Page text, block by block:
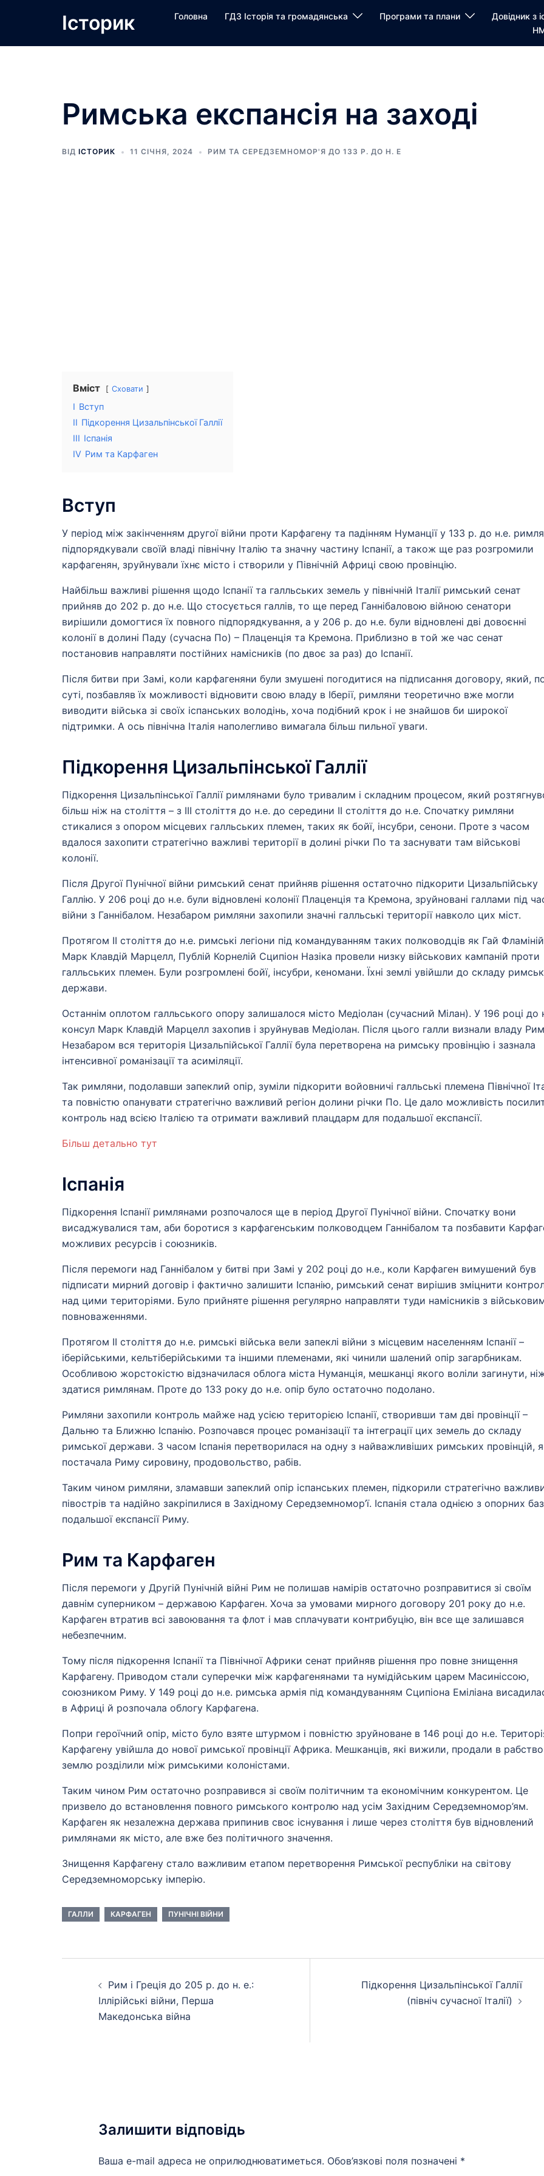
Історик Головна ГДЗ Історія та громадянська Програми та плани
Довідник з
Римська експансія на заході
ВІД ІСТОРИК 11 СІЧНЯ, 2024 РИМ ТА СЕРЕДЗЕМНОМОР'Я ДО 133 Р. ДО Н. Е
Вміст Сховати
I Вступ
II Підкорення Цизальпінської Галлії
III Іспанія
IV Рим та Карфаген
Вступ
У період між закінченням другої війни проти Карфагену та падінням Нуманції у 133 р. до н.е.
підпорядкували своїй владі північну Італію та значну частину Іспанії, а також ще раз розгромили
карфагенян, зруйнували їхнє місто і створили у Північній Африці свою провінцію.
Найбільш важливі рішення щодо Іспанії та галльських земель у північній Італії римський сенат
прийняв до 202 р. до н.е. Що стосується галлів, то ще перед Ганнібаловою війною сенатори
вирішили домогтися їх повного підпорядкування, а у 206 р. до н.е. були відновлені дві довоєнні
колонії в долині Паду (сучасна По) – Плаценція та Кремона. Приблизно в той же час сенат
постановив направляти постійних намісників (по двоє за раз) до Іспанії.
Після битви при Замі, коли карфагеняни були змушені погодитися на підписання договору, який,
суті, позбавляв їх можливості відновити свою владу в Іберії, римляни теоретично вже могли
виводити війська зі своїх іспанських володінь, хоча подібний крок і не знайшов би широкої
підтримки. А ось північна Італія наполегливо вимагала більш пильної уваги.
Підкорення Цизальпінської Галлії
Підкорення Цизальпінської Галлії римлянами було тривалим і складним процесом, який
більш ніж на століття – з III століття до н.е. до середини II століття до н.е. Спочатку римляни
стикалися з опором місцевих галльських племен, таких як бойї, інсубри, cенони. Проте з часом
вдалося захопити стратегічно важливі території в долині річки По та заснувати там військові
колонії.
Після Другої Пунічної війни римський сенат прийняв рішення остаточно підкорити Цизальпійську
Галлію. У 206 році до н.е. були відновлені колонії Плаценція та Кремона, зруйновані галлами під
війни з Ганнібалом. Незабаром римляни захопили значні галльські території навколо цих міст.
Протягом II століття до н.е. римські легіони під командуванням таких полководців як Гай
Марк Клавдій Марцелл, Публій Корнелій Сципіон Назіка провели низку військових кампаній проти
галльських племен. Були розгромлені бойї, інсубри, кеномани. Їхні землі увійшли до складу
держави.
Останнім оплотом галльського опору залишалося місто Медіолан (сучасний Мілан). У 196 році до
консул Марк Клавдій Марцелл захопив і зруйнував Медіолан. Після цього галли визнали владу
Незабаром вся територія Цизальпійської Галлії була перетворена на римську провінцію і зазнала
інтенсивної романізації та асиміляції.
Так римляни, подолавши запеклий опір, зуміли підкорити войовничі галльські племена Північної
та повністю опанувати стратегічно важливий регіон долини річки По. Це дало можливість
контроль над всією Італією та отримати важливий плацдарм для подальшої експансії.
Більш детально тут
Іспанія
Підкорення Іспанії римлянами розпочалося ще в період Другої Пунічної війни. Спочатку вони
висаджувалися там, аби боротися з карфагенським полководцем Ганнібалом та позбавити
можливих ресурсів і союзників.
Після перемоги над Ганнібалом у битві при Замі у 202 році до н.е., коли Карфаген вимушений був
підписати мирний договір і фактично залишити Іспанію, римський сенат вирішив зміцнити
над цими територіями. Було прийняте рішення регулярно направляти туди намісників з
повноваженнями.
Протягом II століття до н.е. римські війська вели запеклі війни з місцевим населенням Іспанії –
іберійськими, кельтіберійськими та іншими племенами, які чинили шалений опір загарбникам.
Особливою жорстокістю відзначилася облога міста Нуманція, мешканці якого воліли загинути,
здатися римлянам. Проте до 133 року до н.е. опір було остаточно подолано.
Римляни захопили контроль майже над усією територією Іспанії, створивши там дві провінції –
Дальню та Ближню Іспанію. Розпочався процес романізації та інтеграції цих земель до складу
римської держави. З часом Іспанія перетворилася на одну з найважливіших римських провінцій,
постачала Риму сировину, продовольство, рабів.
Таким чином римляни, зламавши запеклий опір іспанських племен, підкорили стратегічно
півострів та надійно закріпилися в Західному Середземномор’ї. Іспанія стала однією з опорних баз
подальшої експансії Риму.
Рим та Карфаген
Після перемоги у Другій Пунічній війні Рим не полишав намірів остаточно розправитися зі своїм
давнім суперником – державою Карфаген. Хоча за умовами мирного договору 201 року до н.е.
Карфаген втратив всі завоювання та флот і мав сплачувати контрибуцію, він все ще залишався
небезпечним.
Тому після підкорення Іспанії та Північної Африки сенат прийняв рішення про повне знищення
Карфагену. Приводом стали суперечки між карфагенянами та нумідійським царем Масиніссою,
союзником Риму. У 149 році до н.е. римська армія під командуванням Сципіона Еміліана
в Африці й розпочала облогу Карфагена.
Попри героїчний опір, місто було взяте штурмом і повністю зруйноване в 146 році до н.е.
Карфагену увійшла до нової римської провінції Африка. Мешканців, які вижили, продали в
землю розділили між римськими колоністами.
Таким чином Рим остаточно розправився зі своїм політичним та економічним конкурентом. Це
призвело до встановлення повного римського контролю над усім Західним Середземномор’ям.
Карфаген як незалежна держава припинив своє існування і лише через століття був відновлений
римлянами як місто, але вже без політичного значення.
Знищення Карфагену стало важливим етапом перетворення Римської республіки на світову
Середземноморську імперію.
ГАЛЛИ КАРФАГЕН ПУНІЧНІ ВІЙНИ
запису
Рим і Греція до 205 р. до н. е.:
Іллірійські війни, Перша
Македонська війна
Підкорення Цизальпінської Галлії
(північ сучасної Італії)
Залишити відповідь
Ваша e-mail адреса не оприлюднюватиметься. Обов’язкові поля позначені *